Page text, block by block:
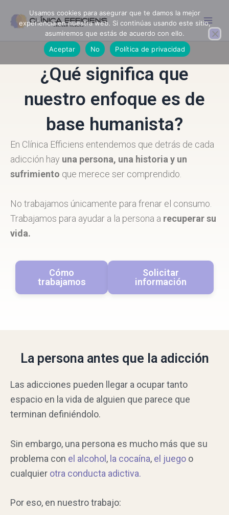
contenido
¿Qué significa que
nuestro enfoque es de
base humanista?
En Clínica Efficiens entendemos que detrás de cada
adicción hay una persona, una historia y un
sufrimiento que merece ser comprendido.
No trabajamos únicamente para frenar el consumo.
Trabajamos para ayudar a la persona a recuperar su
vida.
Cómo
trabajamos
Solicitar
información
La persona antes que la adicción
Las adicciones pueden llegar a ocupar tanto
espacio en la vida de alguien que parece que
terminan definiéndolo.
Sin embargo, una persona es mucho más que su
problema con el alcohol, la cocaína, el juego o
cualquier otra conducta adictiva.
Por eso, en nuestro trabajo:
Usamos cookies para asegurar que te damos la mejor
experiencia en nuestra web. Si continúas usando este sitio,
asumiremos que estás de acuerdo con ello.
Aceptar
No Política de privacidad